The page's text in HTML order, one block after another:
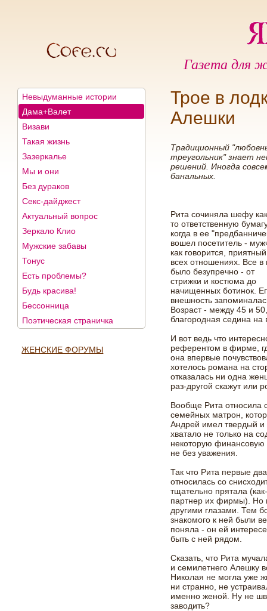
Газета для
Невыдуманные истории
Дама+Валет
Визави
Такая жизнь
Зазеркалье
Мы и они
Без дураков
Секс-дайджест
Актуальный вопрос
Зеркало Клио
Мужские забавы
Тонус
Есть проблемы?
Будь красива!
Бессонница
Поэтическая страничка
ЖЕНСКИЕ ФОРУМЫ
Трое в
Алешки
Традиционный
треугольник" знает
решений. Иногда
банальных.
Рита сочиняла шефу
то ответственную
когда в ее
вошел посетитель -
как говорится,
всех отношениях. Все в
было безупречно - от
стрижки и костюма до
начищенных ботинок.
внешность
Возраст - между 45 и
благородная седина на
И вот ведь что
референтом в фирме,
она впервые
хотелось романа на
отказалась ни одна
раз-другой скажут или
Вообще Рита относила
семейных матрон,
Андрей имел твердый и
хватало не только на
некоторую
не без уважения.
Так что Рита первые
относилась со
тщательно прятала
партнер их фирмы). Но
другими глазами. Тем
знакомого к ней были
поняла - он ей
быть с ней рядом.
Сказать, что Рита
и семилетнего Алешку
Николая не могла уже
ни странно, не
именно женой. Ну не
заводить?